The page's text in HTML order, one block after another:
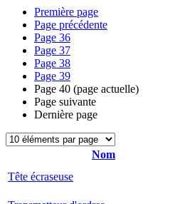
Première page
Page précédente
Page 36
Page 37
Page 38
Page 39
Page 40 (page actuelle)
Page suivante
Dernière page
Nom
Tête écraseuse